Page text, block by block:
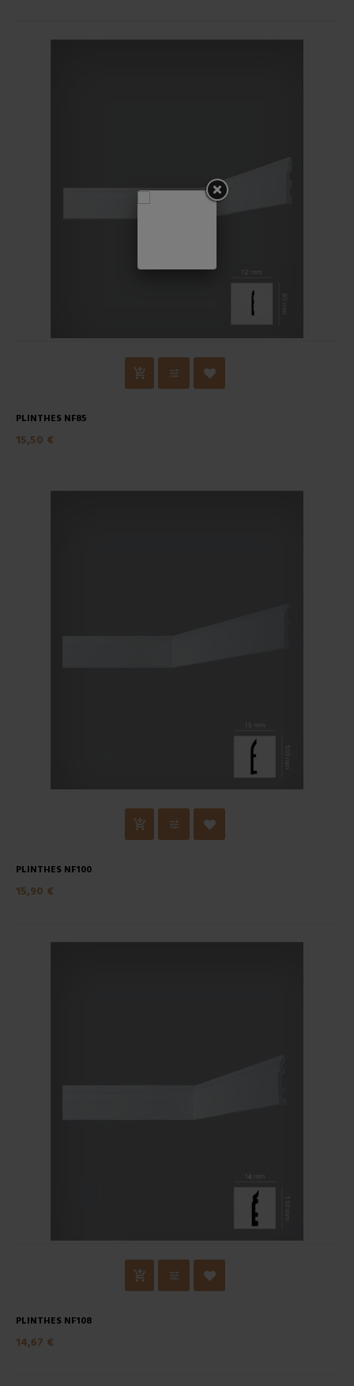
PLINTHES NF85
15,50 €
PLINTHES NF100
15,90 €
PLINTHES NF108
14,67 €